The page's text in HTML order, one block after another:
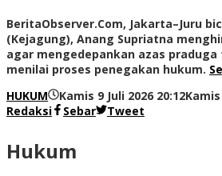
BeritaObserver.Com, Jakarta–Juru
(Kejagung), Anang Supriatna
agar mengedepankan azas
menilai proses penegakan hukum.
HUKUM
Kamis 9 Juli 2026 20:12Kamis
Redaksi
Sebar Tweet
Hukum